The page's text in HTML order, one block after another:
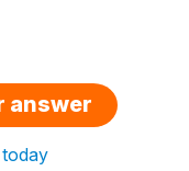
answer